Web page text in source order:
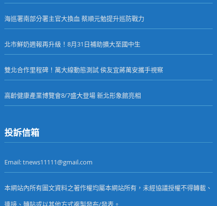
海巡署南部分署主官大換血 蔡順元勉提升巡防戰力
北市鮮奶週報再升級！8月31日補助擴大至國中生
雙北合作里程碑！萬大線動態測試 侯友宜蔣萬安攜手視察
高齡健康產業博覽會8/7盛大登場 新北形象館亮相
投訴信箱
Email: tnews11111@gmail.com
本網站內所有圖文資料之著作權均屬本網站所有，未經協議授權不得轉載、
連接、轉貼或以其他方式複製發布/發表。